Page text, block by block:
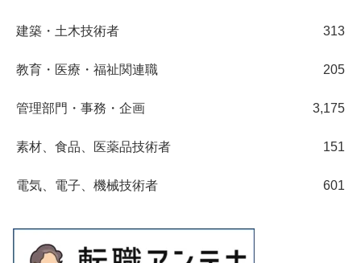
建築・土木技術者 313
教育・医療・福祉関連職 205
管理部門・事務・企画 3,175
素材、食品、医薬品技術者 151
電気、電子、機械技術者 601